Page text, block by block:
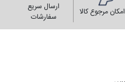
امکان مرجوع کالا
ارسال سریع
سفارشات